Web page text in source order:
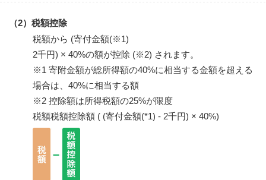
（2）税額控除
税額から (寄付金額(※1)
2千円) × 40%の額が控除 (※2) されます。
※1 寄附金額が総所得額の40%に相当する金額を超える
場合は、40%に相当する額
※2 控除額は所得税額の25%が限度
税額税額控除額 ( (寄付金額(*1) - 2千円) × 40%)